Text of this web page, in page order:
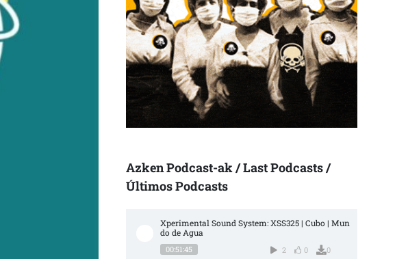
Azken Podcast-ak / Last Podcasts /
Últimos Podcasts
Xperimental Sound System: XSS325 | Cubo | Mun
do de Agua
00:51:45 2 0 0